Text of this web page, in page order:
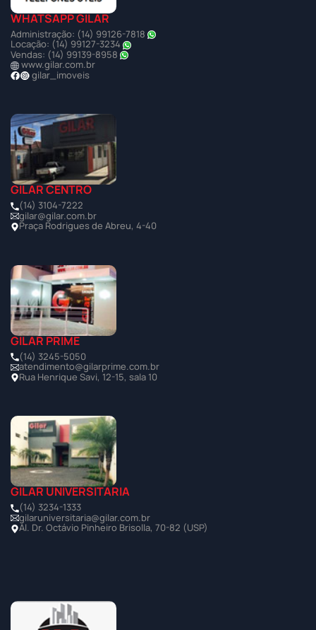
WHATSAPP GILAR
Administração: (14) 99126-7818
Locação: (14) 99127-3234
Vendas: (14) 99139-8958
www.gilar.com.br
gilar_imoveis
GILAR CENTRO
(14) 3104-7222
gilar@gilar.com.br
Praça Rodrigues de Abreu, 4-40
GILAR PRIME
(14) 3245-5050
atendimento@gilarprime.com.br
Rua Henrique Savi, 12-15, sala 10
GILAR UNIVERSITÁRIA
(14) 3234-1333
gilaruniversitaria@gilar.com.br
Al. Dr. Octávio Pinheiro Brisolla, 70-82 (USP)